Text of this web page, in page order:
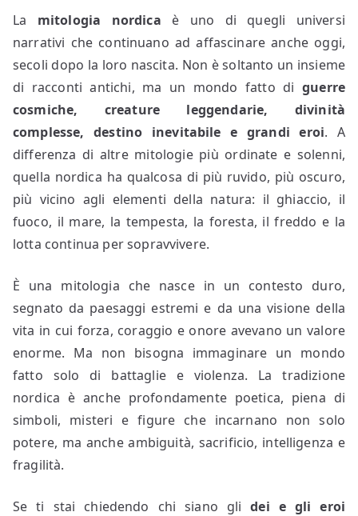
La mitologia nordica è uno di quegli universi
narrativi che continuano ad affascinare anche oggi,
secoli dopo la loro nascita. Non è soltanto un insieme
di racconti antichi, ma un mondo fatto diguerre
cosmiche, creature leggendarie, divinità
complesse, destino inevitabile e grandi eroi. A
differenza di altre mitologie più ordinate e solenni,
quella nordica ha qualcosa di più ruvido, più oscuro,
più vicino agli elementi della natura: il ghiaccio, il
fuoco, il mare, la tempesta, la foresta, il freddo e la
lotta continua per sopravvivere.
È una mitologia che nasce in un contesto duro,
segnato da paesaggi estremi e da una visione della
vita in cui forza, coraggio e onore avevano un valore
enorme. Ma non bisogna immaginare un mondo
fatto solo di battaglie e violenza. La tradizione
nordica è anche profondamente poetica, piena di
simboli, misteri e figure che incarnano non solo
potere, ma anche ambiguità, sacrificio, intelligenza e
fragilità.
Se ti stai chiedendo chi siano glidei e gli eroi